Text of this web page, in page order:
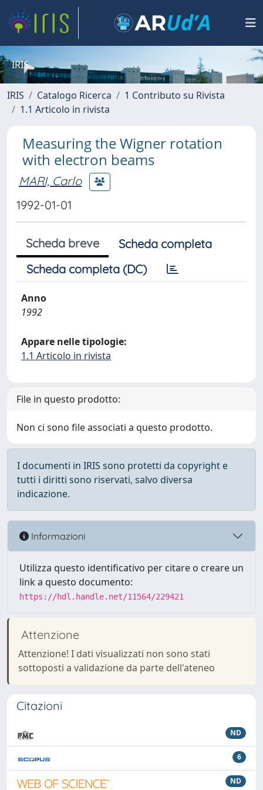
IRIS
IRIS Catalogo Ricerca
1 Contributo su Rivista
1.1 Articolo in rivista
Measuring the Wigner rotation
with electron beams
MARI, Carlo
1992-01-01
Scheda breve
Scheda completa
Scheda completa (DC)
Anno
1992
Appare nelle tipologie:
1.1 Articolo in rivista
File in questo prodotto:
Non ci sono file associati a questo prodotto.
I documenti in IRIS sono protetti da copyright e
tutti i diritti sono riservati, salvo diversa
indicazione.
Informazioni
Utilizza questo identificativo per citare o creare un
link a questo documento:
https://hdl.handle.net/11564/229421
Attenzione
Attenzione! I dati visualizzati non sono stati
sottoposti a validazione da parte dell'ateneo
Citazioni
ND
6
ND